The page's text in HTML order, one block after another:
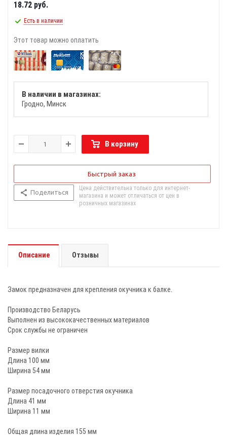
18.72 руб.
Есть в наличии
Этот товар можно оплатить
В наличии в магазинах:
Гродно Минск
В корзину
Быстрый заказ
Поделиться
Цена действительна только для интернет-
магазина и может отличаться от цен в
розничных магазинах
Описание Отзывы
Замок предназначен для крепления окучника к балке.
Производство Беларусь
Выполнен из высококачественных материалов
Срок службы не ограничен
Размер вилки
Длина 100 мм
Ширина 54 мм
Размер посадочного отверстия окучника
Длина 41 мм
Ширина 11 мм
Общая длина изделия 155 мм